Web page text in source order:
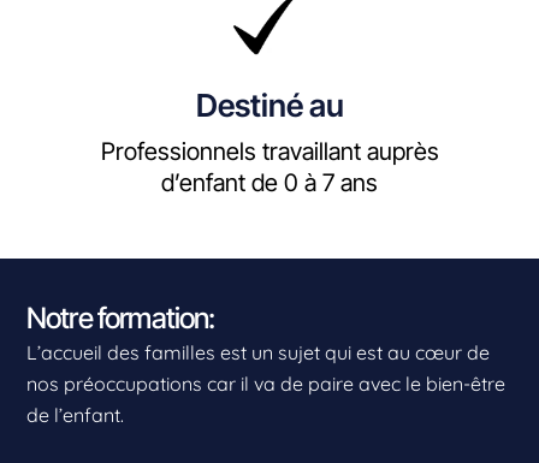
Destiné au
Professionnels travaillant auprès
d’enfant de 0 à 7 ans
Notre formation:
L’accueil des familles est un sujet qui est au cœur de
nos préoccupations car il va de paire avec le bien-être
de l’enfant.